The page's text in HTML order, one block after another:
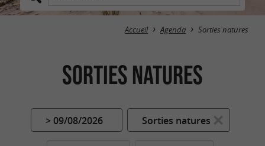
Accueil Agenda Sorties natures
Sorties natures
> 09/08/2026 Sorties natures